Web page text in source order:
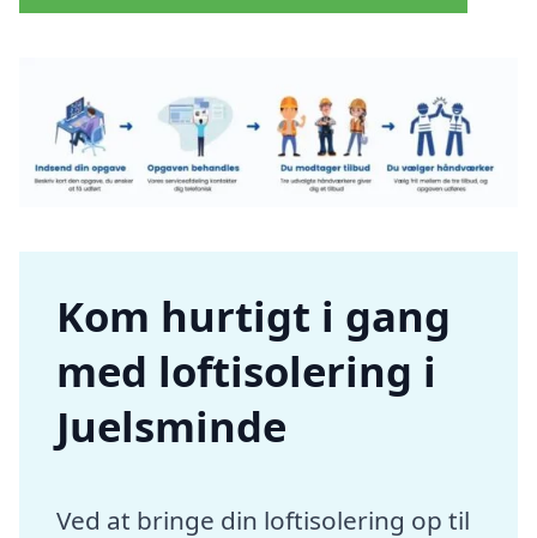
Kom hurtigt i gang
med loftisolering i
Juelsminde
Ved at bringe din loftisolering op til